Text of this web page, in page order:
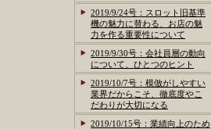
2019/9/24号：スロット旧基準
機の魅力に替わる、お店の魅
力を作る重要性について
2019/9/30号：会社員層の動向
について、ひとつのヒント
2019/10/7号：模倣がしやすい
業界だからこそ、徹底度やこ
だわりが大切になる
2019/10/15号：業績向上のため